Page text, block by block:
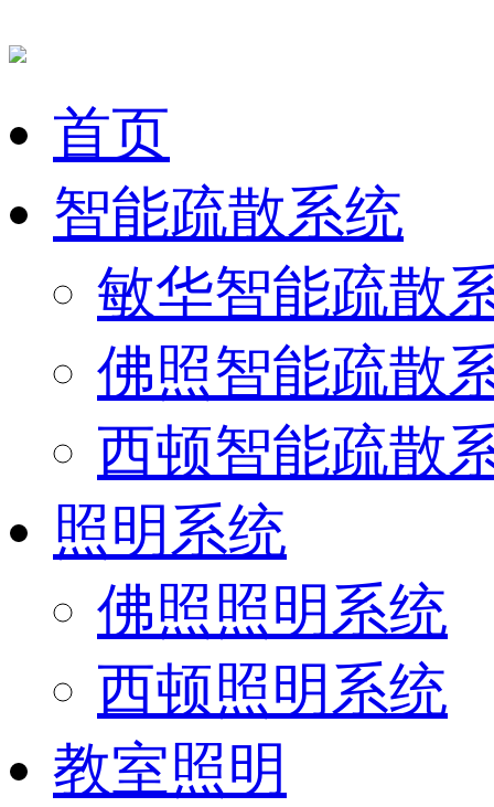
首页
智能疏散系统
敏华智能疏散
佛照智能疏散
西顿智能疏散
照明系统
佛照照明系统
西顿照明系统
教室照明